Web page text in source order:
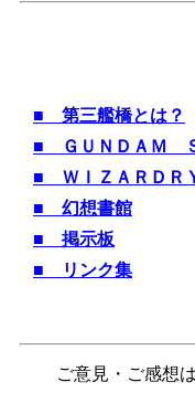
■ 第三艦橋とは？
■ ＧＵＮＤＡＭ
■ ＷＩＺＡＲＤ
■ 幻想書館
■ 掲示板
■ リンク集
ご意見・ご感想